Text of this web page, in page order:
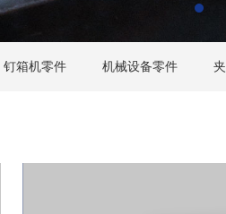
钉箱机零件 机械设备零件